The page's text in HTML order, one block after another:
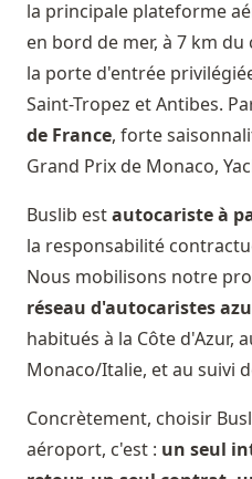
la principale plateforme
en bord de mer, à 7 km
la porte d'entrée
Saint-Tropez et Antibes.
de France, forte
Grand Prix de Monaco,
Buslib estautocariste à
la responsabilité
Nous mobilisons notre
réseau d'autocaristes
habitués à la Côte d'Azur,
Monaco/Italie, et au suivi
Concrètement, choisir
aéroport, c'est : un seul